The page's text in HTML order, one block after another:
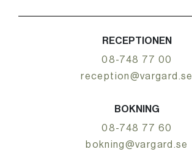
RECEPTIONEN
08-748 77 00
reception@vargard.se
BOKNING
08-748 77 60
bokning@vargard.se